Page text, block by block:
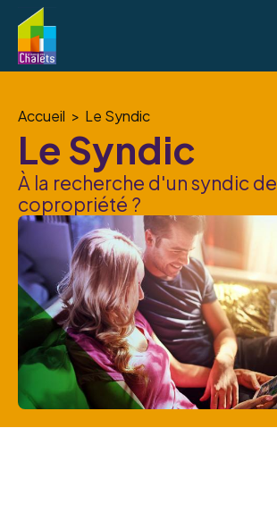
Accueil Le Syndic
Le Syndic
À la recherche d'un syndic de
copropriété ?